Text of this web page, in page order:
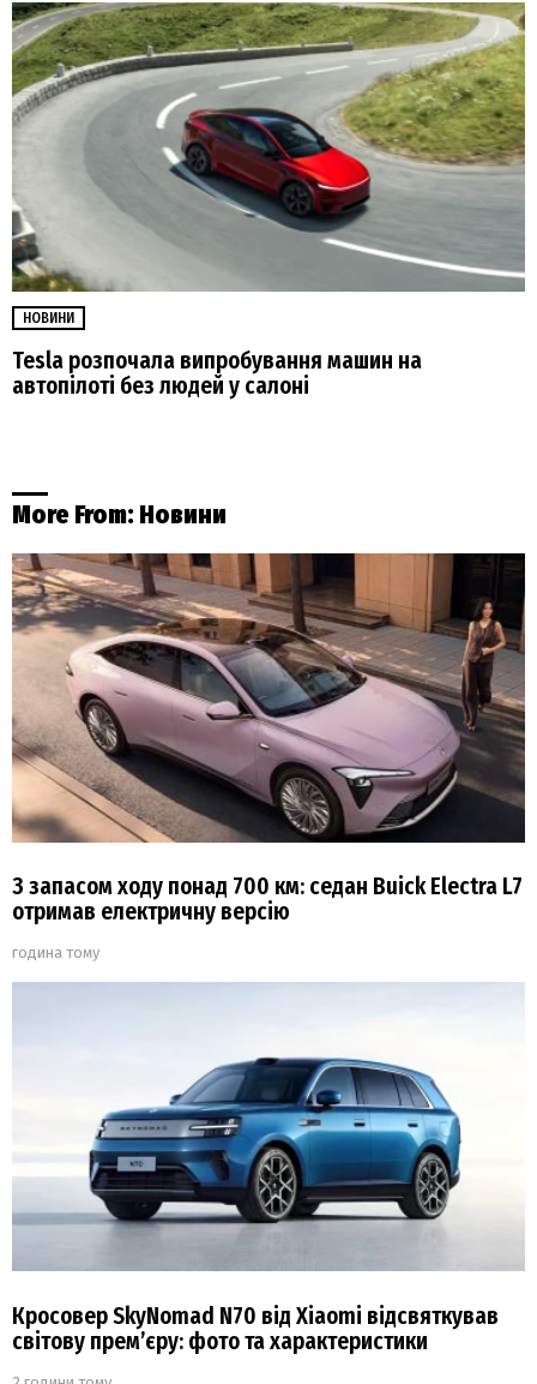
НОВИНИ
Tesla розпочала випробування машин на
автопілоті без людей у салоні
More From: Новини
З запасом ходу понад 700 км: седан Buick Electra L7
отримав електричну версію
година тому
Кросовер SkyNomad N70 від Xiaomi відсвяткував
світову прем’єру: фото та характеристики